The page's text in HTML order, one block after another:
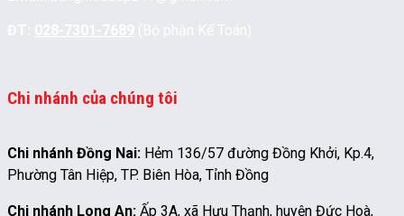
Chi nhánh của chúng tôi
Chi nhánh Đồng Nai: Hẻm 136/57 đường Đồng Khởi, Kp.4,
Phường Tân Hiệp, TP. Biên Hòa, Tỉnh Đồng
Chi nhánh Long An: Ấp 3A, xã Hựu Thạnh, huyện Đức Hoà,